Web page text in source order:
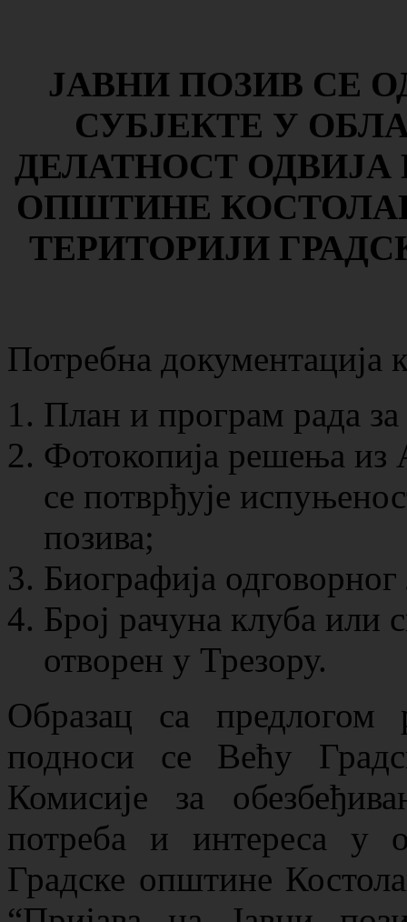
ЈАВНИ ПОЗИВ СЕ
СУБЈЕКТЕ У
ДЕЛАТНОСТ ОДВИЈА
ОПШТИНЕ
ТЕРИТОРИЈИ
Потребна документација
План и програм рада
Фотокопија решења из
се потврђује
позива;
Биографија
Број рачуна клуба или
отворен у Трезору.
Образац са предлогом
подноси се Већу
Комисијe за
потреба и интереса у
Градске општине